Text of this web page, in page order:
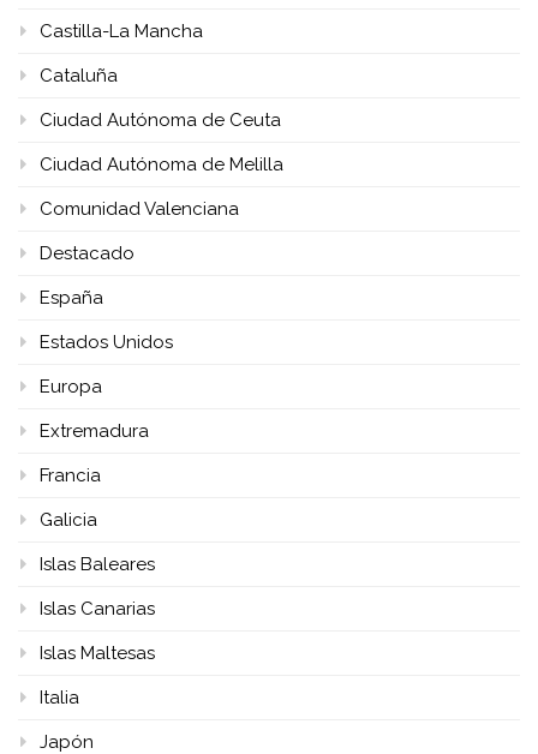
Castilla-La Mancha
Cataluña
Ciudad Autónoma de Ceuta
Ciudad Autónoma de Melilla
Comunidad Valenciana
Destacado
España
Estados Unidos
Europa
Extremadura
Francia
Galicia
Islas Baleares
Islas Canarias
Islas Maltesas
Italia
Japón